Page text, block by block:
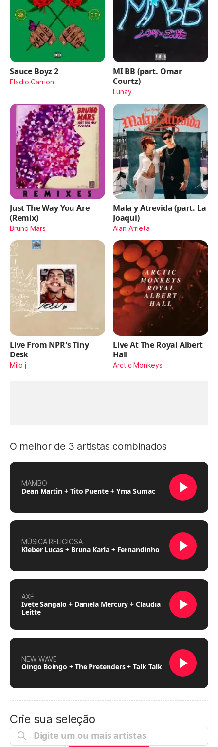
Sauce Boyz 2
Eladio Carrion
MI BB (part. Omar
Courtz)
Lunay
Just The Way You Are
(Remix)
Bruno Mars
Mala y Atrevida (part. La
Joaqui)
Alan Arrieta
Live From NPR's Tiny
Desk
Milo j
Live At The Royal Albert
Hall
Arctic Monkeys
O melhor de 3 artistas combinados
MAMBO
Dean Martin + Tito Puente + Yma Sumac
MÚSICA RELIGIOSA
Kleber Lucas + Bruna Karla + Fernandinho
AXÉ
Ivete Sangalo + Daniela Mercury + Claudia
Leitte
NEW WAVE
Oingo Boingo + The Pretenders + Talk Talk
Crie sua seleção